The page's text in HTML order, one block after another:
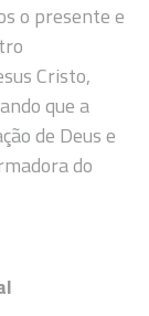
o presente e
Cristo,
que a
de Deus e
do